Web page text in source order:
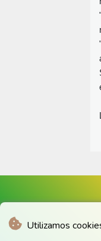
Utilizamos